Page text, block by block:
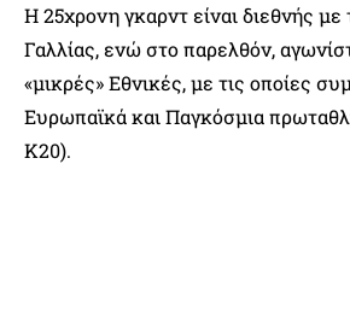
Η 25χρονη γκαρντ είναι διεθνής
Γαλλίας, ενώ στο παρελθόν,
«μικρές» Εθνικές, με τις οποίες
Ευρωπαϊκά και Παγκόσμια
Κ20).